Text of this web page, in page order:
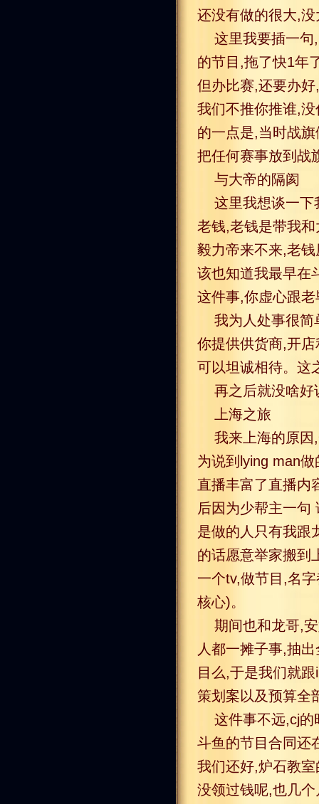
还没有做的很大,
这里我要插一
的节目,拖了快1年
但办比赛,还要办
我们不推你推谁,
的一点是,当时战
把任何赛事放到战
与大帝的隔阂
这里我想谈一下
老钱,老钱是带我
毅力帝来不来,老
该也知道我最早在
这件事,你虚心跟
我为人处事很
你提供供货商,开
可以坦诚相待。这
再之后就没啥
上海之旅
我来上海的原
为说到lying man
直播丰富了直播内
后因为少帮主一句
是做的人只有我跟
的话愿意举家搬到
一个tv,做节目,名
核心)。
期间也和龙哥,
人都一摊子事,抽
目么,于是我们就
策划案以及预算全
这件事不远,cj
斗鱼的节目合同还
我们还好,炉石教
没领过钱呢,也几